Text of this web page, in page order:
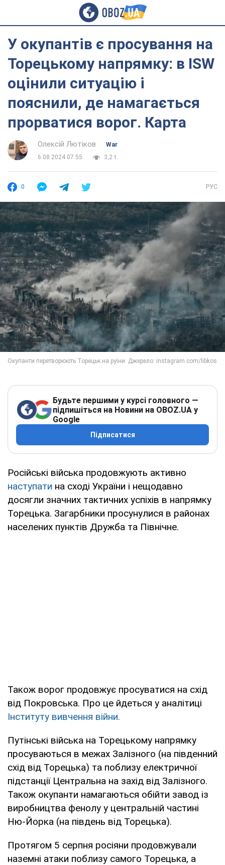
У окупантів є просування на
Торецькому напрямку: в ISW
оцінили ситуацію і
пояснили, де намагається
прорватися ворог. Карта
Олексій Лютіков
War
6.08.2024 07:55
3,2 т.
0 РУС
Будьте першими у курсі головного —
підпишіться на Новини на OBOZ.UA у
Google
Підписатися
Російські війська продовжують активно
наступати на сході України і нещодавно
досягли значних тактичних успіхів в напрямку
Торецька. Загарбники просунулися в районах
населених пунктів Дружба та Північне.
Також ворог продовжує просуватися на схід
від Покровська. Про це йдеться у аналітиці
Інституту вивчення війни.
Путінські війська на Торецькому напрямку
просуваються в межах Залізного (на південний
схід від Торецька) та поблизу електричної
підстанції Центральна на захід від Залізного.
Також окупанти намагаються обійти завод із
виробництва фенолу у центральній частині
Ню-Йорка (на південь від Торецька).
Протягом 5 серпня росіяни продовжували
наземні атаки поблизу самого Торецька, а